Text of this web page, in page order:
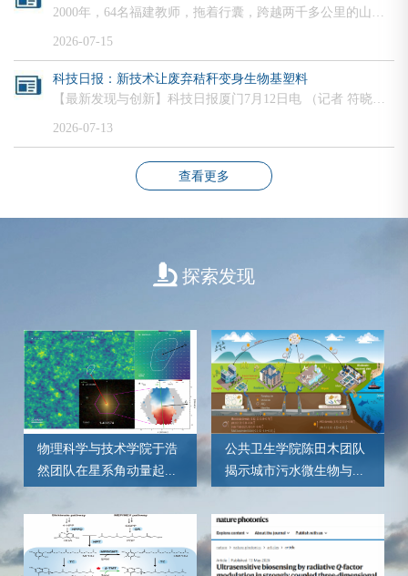
2026-07-15
科技日报：新技术让废弃秸秆变身生物基塑料
2026-07-13
查看更多
探索发现
​物理科学与技术学院于浩
然团队在星系角动量起...
公共卫生学院陈田木团队
揭示城市污水微生物与...